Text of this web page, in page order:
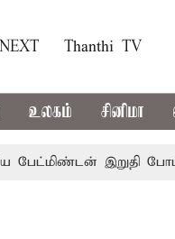
Thanthi TV
உலகம் சினிமா
இறுதி